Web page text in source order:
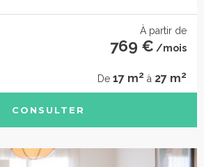
À partir de
769 € /mois
De 17 m2 à 27 m2
CONSULTER